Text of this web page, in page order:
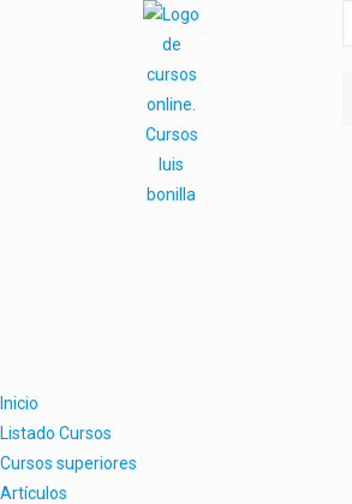
Inicio
Listado Cursos
Cursos superiores
Artículos